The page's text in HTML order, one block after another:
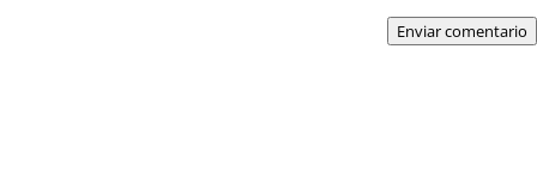
Enviar comentario